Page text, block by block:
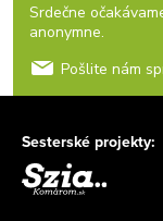
Srdečne
anonymne.
Pošlite nám
Sesterské projekty: